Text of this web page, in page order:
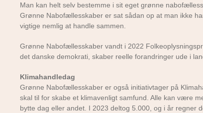
Man kan helt selv bestemme i sit eget grønne
Grønne Nabofællesskaber er sat sådan op at man ikke
vigtige nemlig at handle sammen.
Grønne Nabofællesskaber vandt i 2022
det danske demokrati, skaber reelle forandringer ude i
Klimahandledag
Grønne Nabofællesskaber er også initiativtager på
skal til for skabe et klimavenligt samfund. Alle kan være
bytte dag eller andet. I 2023 deltog 5.000, og i år regner